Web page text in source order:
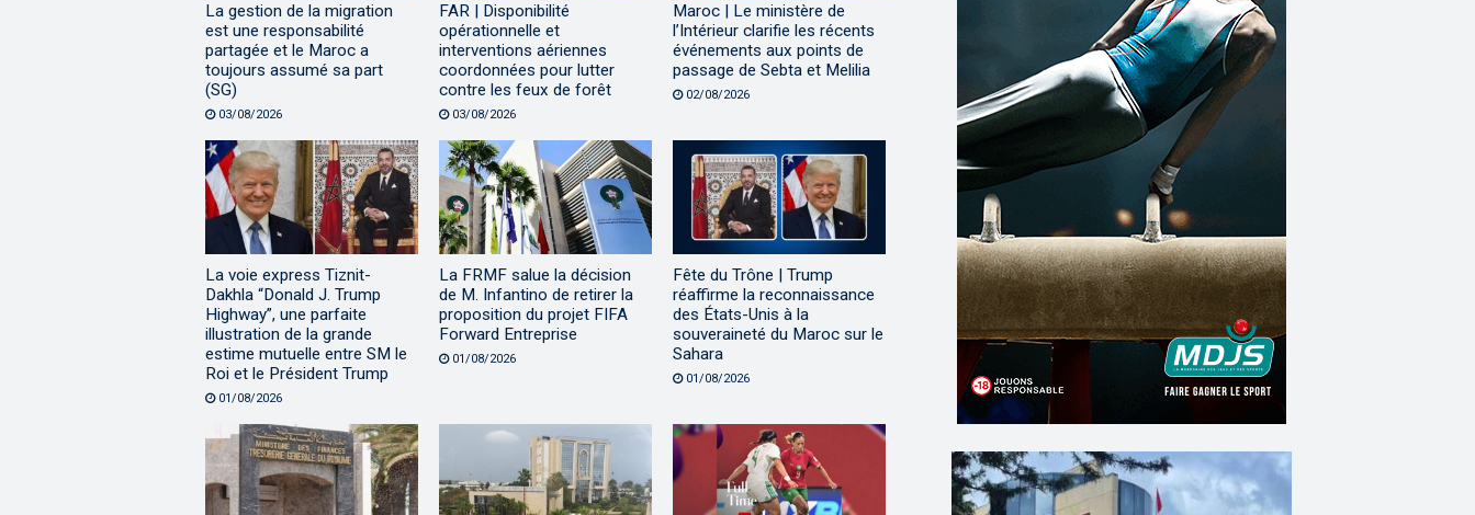
La gestion de la migration
est une responsabilité
partagée et le Maroc a
toujours assumé sa part
(SG)
03/08/2026
FAR | Disponibilité
opérationnelle et
interventions aériennes
coordonnées pour lutter
contre les feux de forêt
03/08/2026
Maroc | Le ministère de
l’Intérieur clarifie les récents
événements aux points de
passage de Sebta et Melilia
02/08/2026
La voie express Tiznit-
Dakhla “Donald J. Trump
Highway”, une parfaite
illustration de la grande
estime mutuelle entre SM le
Roi et le Président Trump
01/08/2026
La FRMF salue la décision
de M. Infantino de retirer la
proposition du projet FIFA
Forward Entreprise
01/08/2026
Fête du Trône | Trump
réaffirme la reconnaissance
des États-Unis à la
souveraineté du Maroc sur le
Sahara
01/08/2026